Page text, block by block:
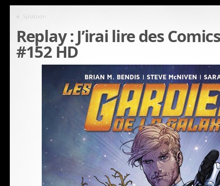
« Splatoon
Replay : J’irai lire des
#152 HD